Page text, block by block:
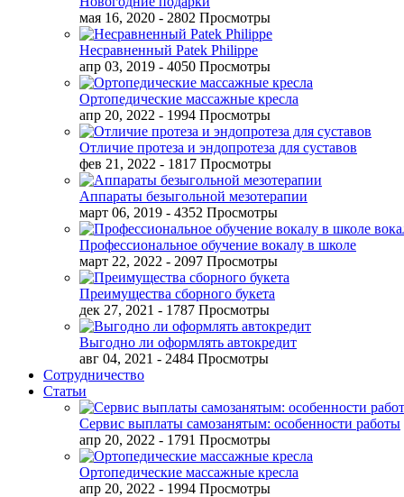
мая 16, 2020 - 2802 Просмотры
Несравненный Patek Philippe
апр 03, 2019 - 4050 Просмотры
Ортопедические массажные кресла
апр 20, 2022 - 1994 Просмотры
Отличие протеза и эндопротеза для суставов
фев 21, 2022 - 1817 Просмотры
Аппараты безыгольной мезотерапии
март 06, 2019 - 4352 Просмотры
Профессиональное обучение вокалу в школе
март 22, 2022 - 2097 Просмотры
Преимущества сборного букета
дек 27, 2021 - 1787 Просмотры
Выгодно ли оформлять автокредит
авг 04, 2021 - 2484 Просмотры
Сотрудничество
Статьи
Сервис выплаты самозанятым: особенности работы
апр 20, 2022 - 1791 Просмотры
Ортопедические массажные кресла
апр 20, 2022 - 1994 Просмотры